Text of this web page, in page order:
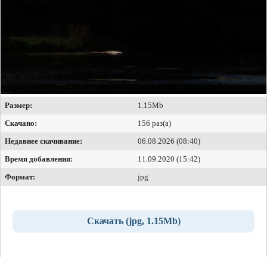
Размер:
1.15Mb
Скачано:
156 раз(а)
Недавнее скачивание:
06.08.2026 (08:40)
Время добавления:
11.09.2020 (15:42)
Формат:
jpg
Скачать (jpg, 1.15Mb)